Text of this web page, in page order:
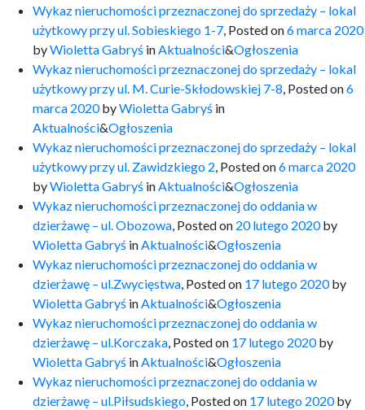
Wykaz nieruchomości przeznaczonej do sprzedaży – lokal
użytkowy przy ul. Sobieskiego 1-7, Posted on6 marca 2020
byWioletta Gabryś inAktualności&Ogłoszenia
Wykaz nieruchomości przeznaczonej do sprzedaży – lokal
użytkowy przy ul. M. Curie-Skłodowskiej 7-8, Posted on6
marca 2020byWioletta Gabryś in
Aktualności&Ogłoszenia
Wykaz nieruchomości przeznaczonej do sprzedaży – lokal
użytkowy przy ul. Zawidzkiego 2, Posted on6 marca 2020
byWioletta Gabryś inAktualności&Ogłoszenia
Wykaz nieruchomości przeznaczonej do oddania w
dzierżawę – ul. Obozowa, Posted on 20 lutego 2020by
Wioletta Gabryś inAktualności&Ogłoszenia
Wykaz nieruchomości przeznaczonej do oddania w
dzierżawę – ul.Zwycięstwa, Posted on 17 lutego 2020by
Wioletta Gabryś inAktualności&Ogłoszenia
Wykaz nieruchomości przeznaczonej do oddania w
dzierżawę – ul.Korczaka, Posted on 17 lutego 2020by
Wioletta Gabryś inAktualności&Ogłoszenia
Wykaz nieruchomości przeznaczonej do oddania w
dzierżawę – ul.Piłsudskiego, Posted on 17 lutego 2020by